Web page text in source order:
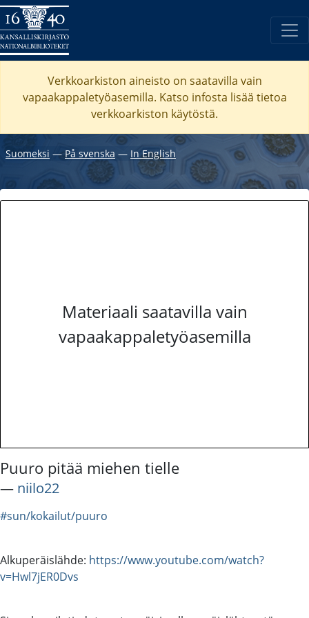
Verkkoarkiston aineisto on saatavilla vain
vapaakappaletyöasemilla. Katso infosta lisää tietoa
verkkoarkiston käytöstä.
Suomeksi ―På svenska ― In English
Materiaali saatavilla vain
vapaakappaletyöasemilla
Puuro pitää miehen tielle
― niilo22
#sun/kokailut/puuro
Alkuperäislähde: https://www.youtube.com/watch?
v=Hwl7jER0Dvs